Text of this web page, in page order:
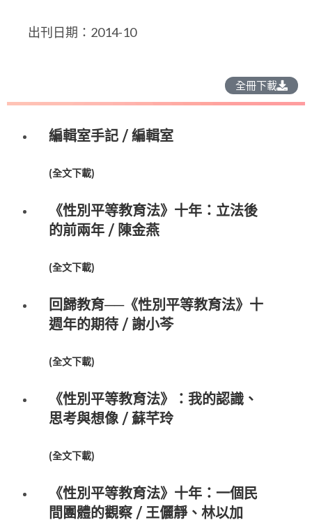
出刊日期：2014-10
全冊下載
編輯室手記 / 編輯室
(全文下載)
《性別平等教育法》十年：立法後
的前兩年 / 陳金燕
(全文下載)
回歸教育──《性別平等教育法》十
週年的期待 / 謝小芩
(全文下載)
《性別平等教育法》：我的認識、
思考與想像 / 蘇芊玲
(全文下載)
《性別平等教育法》十年：一個民
間團體的觀察 / 王儷靜、林以加